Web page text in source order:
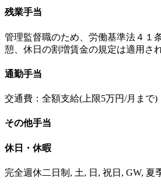
残業手当
管理監督職のため、労働基準法４１
憩、休日の割増賃金の規定は適用さ
通勤手当
交通費：全額支給(上限5万円/月まで)
その他手当
休日・休暇
完全週休二日制, 土, 日, 祝日, GW, 夏